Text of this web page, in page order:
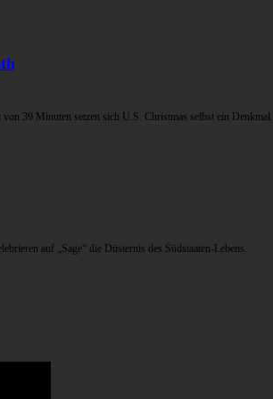
39 Minuten setzen sich U.S. Christmas selbst ein Denkmal.
auf „Sage“ die Düsternis des Südstaaten-Lebens.